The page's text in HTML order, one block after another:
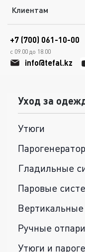
Клиентам
+7 (700) 061-10-00
с 09.00 до 18.00
info@tefal.kz
Уход за
Утюги
Гладильные
Паровые
Ручные
Утюги и